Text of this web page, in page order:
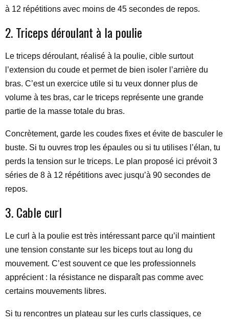
à 12 répétitions avec moins de 45 secondes de repos.
2. Triceps déroulant à la poulie
Le triceps déroulant, réalisé à la poulie, cible surtout
l’extension du coude et permet de bien isoler l’arrière du
bras. C’est un exercice utile si tu veux donner plus de
volume à tes bras, car le triceps représente une grande
partie de la masse totale du bras.
Concrètement, garde les coudes fixes et évite de basculer le
buste. Si tu ouvres trop les épaules ou si tu utilises l’élan, tu
perds la tension sur le triceps. Le plan proposé ici prévoit 3
séries de 8 à 12 répétitions avec jusqu’à 90 secondes de
repos.
3. Cable curl
Le curl à la poulie est très intéressant parce qu’il maintient
une tension constante sur les biceps tout au long du
mouvement. C’est souvent ce que les professionnels
apprécient : la résistance ne disparaît pas comme avec
certains mouvements libres.
Si tu rencontres un plateau sur les curls classiques, ce